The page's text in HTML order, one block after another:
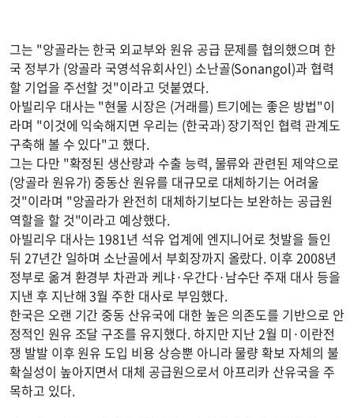
그는 "앙골라는 한국 외교부와 원유 공급 문제를 협의했으며 한
국 정부가 (앙골라 국영석유회사인) 소난골(Sonangol)과 협력
할 기업을 주선할 것"이라고 덧붙였다.
아빌리우 대사는 "현물 시장은 (거래를) 트기에는 좋은 방법"이
라며 "이것에 익숙해지면 우리는 (한국과) 장기적인 협력 관계도
구축해 볼 수 있다"고 했다.
그는 다만 "확정된 생산량과 수출 능력, 물류와 관련된 제약으로
(앙골라 원유가) 중동산 원유를 대규모로 대체하기는 어려울
것"이라며 "앙골라가 완전히 대체하기보다는 보완하는 공급원
역할을 할 것"이라고 예상했다.
아빌리우 대사는 1981년 석유 업계에 엔지니어로 첫발을 들인
뒤 27년간 일하며 소난골에서 부회장까지 올랐다. 이후 2008년
정부로 옮겨 환경부 차관과 케냐·우간다·남수단 주재 대사 등을
지낸 후 지난해 3월 주한 대사로 부임했다.
한국은 오랜 기간 중동 산유국에 대한 높은 의존도를 기반으로 안
정적인 원유 조달 구조를 유지했다. 하지만 지난 2월 미·이란전
쟁 발발 이후 원유 도입 비용 상승뿐 아니라 물량 확보 자체의 불
확실성이 높아지면서 대체 공급원으로서 아프리카 산유국을 주
목하고 있다.